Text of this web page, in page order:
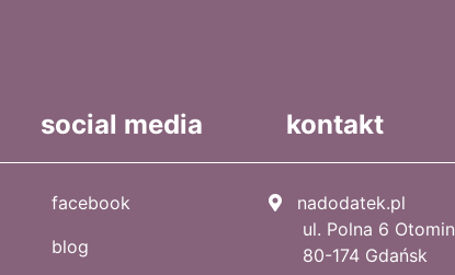
social media
facebook
blog
kontakt
nadodatek.pl
ul. Polna 6 Otomin
80-174 Gdańsk